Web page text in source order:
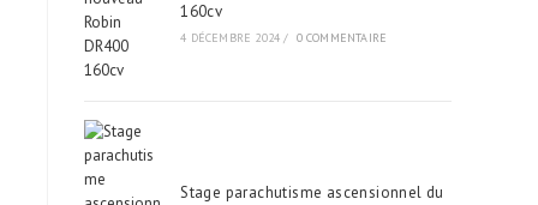
160cv
4 DÉCEMBRE 2024 / 0 COMMENTAIRE
Stage parachutisme ascensionnel du